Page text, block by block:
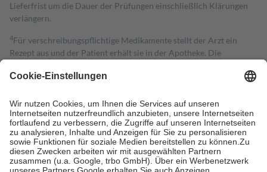
Lieferfrist um die Dauer der Prüfungen einschließlich Klärungen
verlängern.
4Für verschreibungspflichtige Medikamente stellt der Arzt ein
Rezept aus und der Patient erhält sie in der Apotheke. Die
Kosten dafür, der Versicherte trägt einen Teil davon als Zuzahlung
Grundsätzlich leisten Mitglieder Zuzahlungen in Höhe von zehn
Prozent des Abgabepreises,mindestensjedochfünf Euround
höchstens zehn Euro.Es sind jedoch nie mehr als die tatsächlichen
Kosten der Leistung zu entrichten.
Diese Regeln gelten grundsätzlich auch für Online-Apotheken.
Bei Heilmitteln und häuslicher Krankenpflege beträgt die